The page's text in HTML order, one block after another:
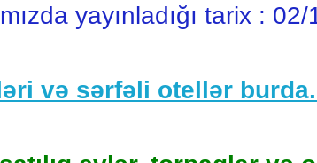
yayınladığı tarix : 02/
və sərfəli otellər